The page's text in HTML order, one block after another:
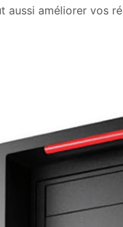
aussi améliorer vos